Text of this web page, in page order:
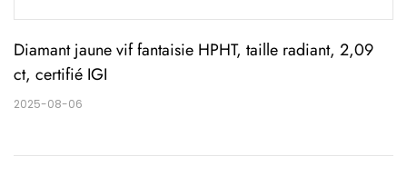
Diamant jaune vif fantaisie HPHT, taille radiant, 2,09
ct, certifié IGI
2025-08-06